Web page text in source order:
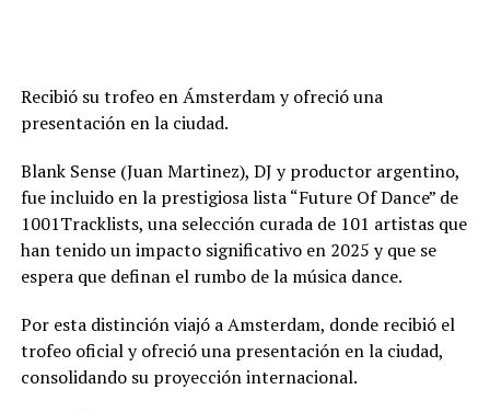
Recibió su trofeo en Ámsterdam y ofreció una
presentación en la ciudad.
Blank Sense (Juan Martinez), DJ y productor argentino,
fue incluido en la prestigiosa lista “Future Of Dance” de
1001Tracklists, una selección curada de 101 artistas que
han tenido un impacto significativo en 2025 y que se
espera que definan el rumbo de la música dance.
Por esta distinción viajó a Amsterdam, donde recibió el
trofeo oficial y ofreció una presentación en la ciudad,
consolidando su proyección internacional.